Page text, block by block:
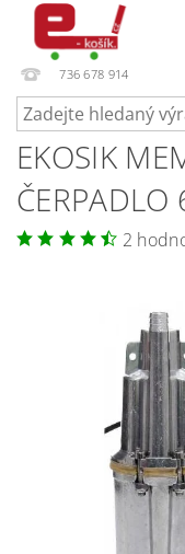
736 678 914
EKOSIK
2